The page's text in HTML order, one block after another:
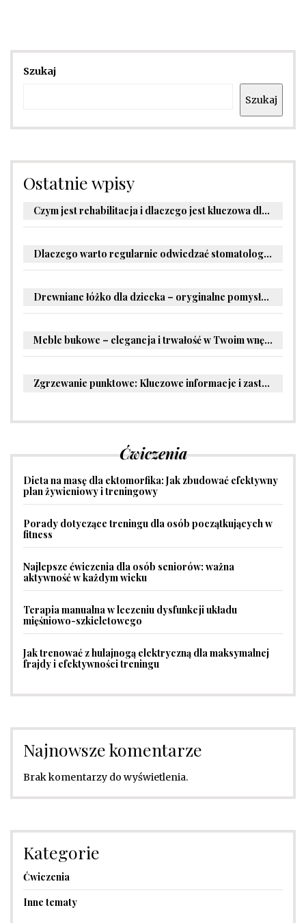
Szukaj
Szukaj
Ostatnie wpisy
Czym jest rehabilitacja i dlaczego jest kluczowa dla powrotu do zdrowia?
Dlaczego warto regularnie odwiedzać stomatologa?
Drewniane łóżko dla dziecka – oryginalne pomysły na aranżację pokoju malucha
Meble bukowe – elegancja i trwałość w Twoim wnętrzu
Zgrzewanie punktowe: Kluczowe informacje i zastosowania w przemyśle
Ćwiczenia
Dieta na masę dla ektomorfika: Jak zbudować efektywny
plan żywieniowy i treningowy
Porady dotyczące treningu dla osób początkujących w
fitness
Najlepsze ćwiczenia dla osób seniorów: ważna
aktywność w każdym wieku
Terapia manualna w leczeniu dysfunkcji układu
mięśniowo-szkieletowego
Jak trenować z hulajnogą elektryczną dla maksymalnej
frajdy i efektywności treningu
Najnowsze komentarze
Brak komentarzy do wyświetlenia.
Kategorie
Ćwiczenia
Inne tematy